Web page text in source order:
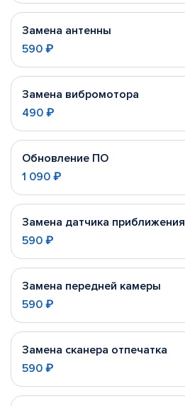
Замена антенны
590 ₽
Замена вибромотора
490 ₽
Обновление ПО
1 090 ₽
Замена датчика приближения
590 ₽
Замена передней камеры
590 ₽
Замена сканера отпечатка
590 ₽